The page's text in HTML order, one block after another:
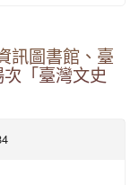
訊圖書館、臺
「臺灣文史